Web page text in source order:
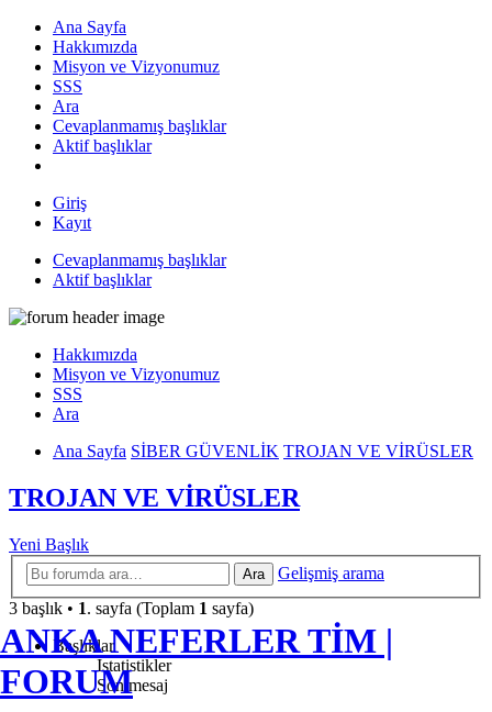
Ana Sayfa
Hakkımızda
Misyon ve Vizyonumuz
SSS
Ara
Cevaplanmamış başlıklar
Aktif başlıklar
Giriş
Kayıt
Cevaplanmamış başlıklar
Aktif başlıklar
ANKA NEFERLER TİM |
FORUM
Hakkımızda
Misyon ve Vizyonumuz
SSS
Ara
Ana Sayfa SİBER GÜVENLİK TROJAN VE VİRÜSLER
TROJAN VE VİRÜSLER
Yeni Başlık
Ara
Gelişmiş arama
3 başlık • 1. sayfa (Toplam 1 sayfa)
Başlıklar
İstatistikler
Son mesaj